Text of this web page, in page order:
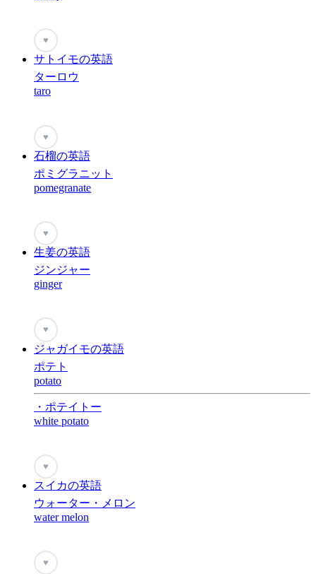
♥
サトイモの英語
ターロウ
taro
♥
石榴の英語
ポミグラニット
pomegranate
♥
生姜の英語
ジンジャー
ginger
♥
ジャガイモの英語
ポテト
potato
・ポテイトー
white potato
♥
スイカの英語
ウォーター・メロン
water melon
♥